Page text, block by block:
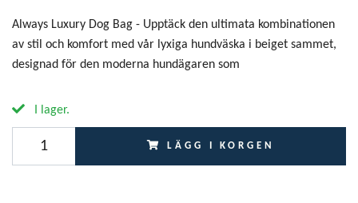
Always Luxury Dog Bag - Upptäck den ultimata kombinationen
av stil och komfort med vår lyxiga hundväska i beiget sammet,
designad för den moderna hundägaren som
I lager.
LÄGG I KORGEN